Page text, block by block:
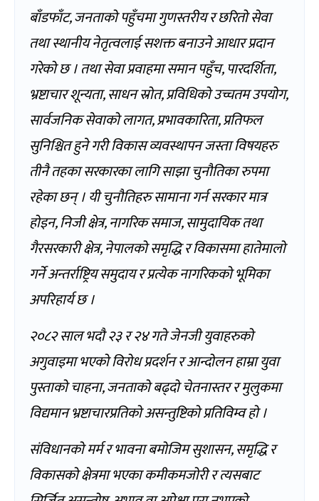
बाँडफाँट, जनताको पहुँचमा गुणस्तरीय र छरितो सेवा
तथा स्थानीय नेतृत्वलाई सशक्त बनाउने आधार प्रदान
गरेको छ । तथा सेवा प्रवाहमा समान पहुँच, पारदर्शिता,
भ्रष्टाचार शून्यता, साधन स्रोत, प्रविधिको उच्चतम उपयोग,
सार्वजनिक सेवाको लागत, प्रभावकारिता, प्रतिफल
सुनिश्चित हुने गरी विकास व्यवस्थापन जस्ता विषयहरु
तीनै तहका सरकारका लागि साझा चुनौतिका रुपमा
रहेका छन् । यी चुनौतिहरु सामाना गर्न सरकार मात्र
होइन, निजी क्षेत्र, नागरिक समाज, सामुदायिक तथा
गैरसरकारी क्षेत्र, नेपालको समृद्धि र विकासमा हातेमालो
गर्ने अन्तर्राष्ट्रिय समुदाय र प्रत्येक नागरिकको भूमिका
अपरिहार्य छ ।
२०८२ साल भदौ २३ र २४ गते जेनजी युवाहरुको
अगुवाइमा भएको विरोध प्रदर्शन र आन्दोलन हाम्रा युवा
पुस्ताको चाहना, जनताको बढ्दो चेतनास्तर र मुलुकमा
विद्यमान भ्रष्टाचारप्रतिको असन्तुष्टिको प्रतिविम्व हो ।
संविधानको मर्म र भावना बमोजिम सुशासन, समृद्धि र
विकासको क्षेत्रमा भएका कमीकमजोरी र त्यसबाट